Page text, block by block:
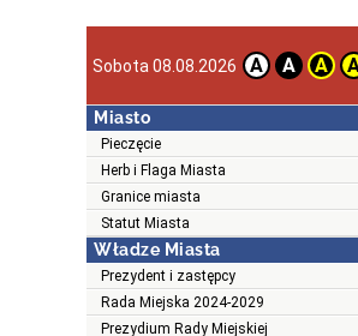
Sobota 08.08.2026 A A A
Miasto
Pieczęcie
Herb i Flaga Miasta
Granice miasta
Statut Miasta
Władze Miasta
Prezydent i zastępcy
Rada Miejska 2024-2029
Prezydium Rady Miejskiej